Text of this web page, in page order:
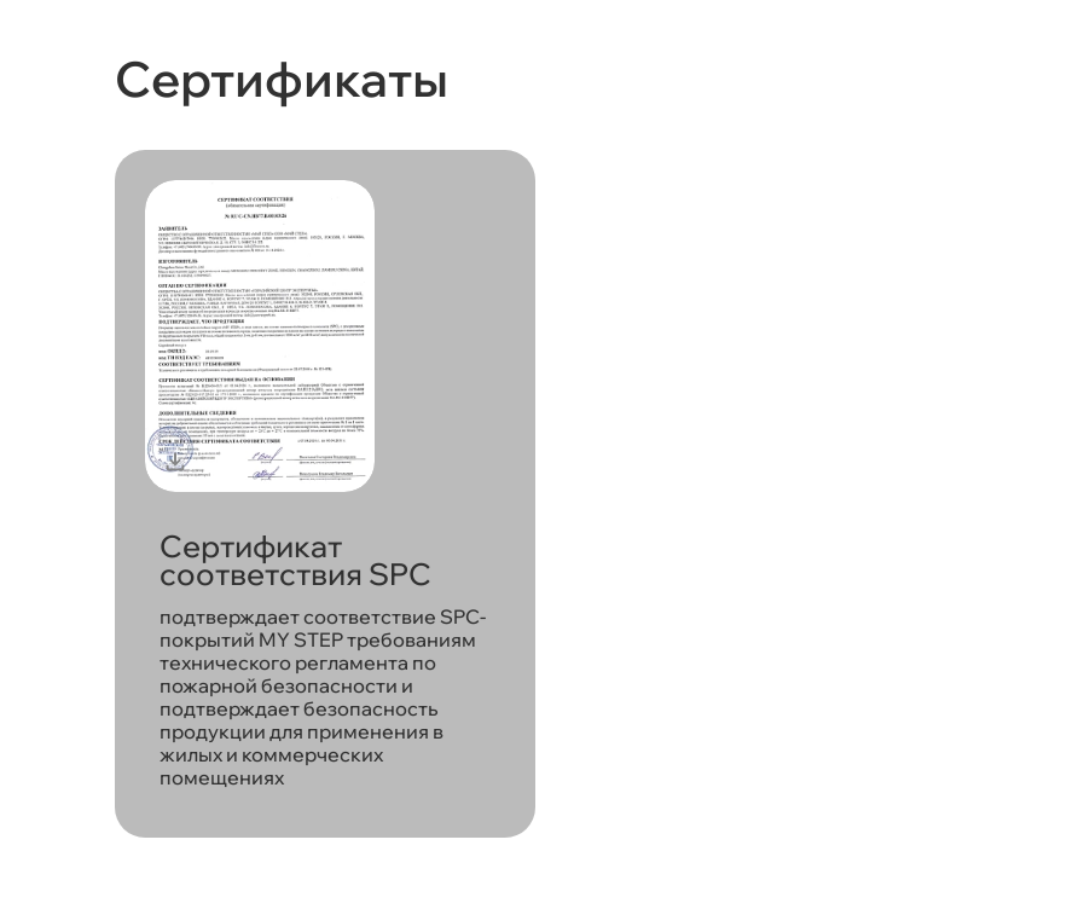
Сертификаты
Сертификат
соответствия SPC
подтверждает соответствие SPC-
покрытий MY STEP требованиям
технического регламента по
пожарной безопасности и
подтверждает безопасность
продукции для применения в
жилых и коммерческих
помещениях